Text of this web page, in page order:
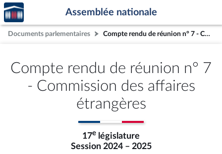
Aller au contenu
Aller en bas de la page
Accèder
à la
page
d'accueil
Assemblée nationale
Documents parlementaires Compte rendu de réunion n° 7 - Commission des affaires étrangères
Compte rendu de réunion n° 7
- Commission des affaires
étrangères
17e législature
Session 2024 – 2025